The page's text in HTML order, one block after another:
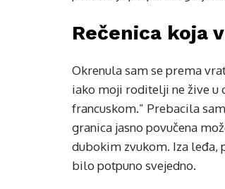
Rečenica koja
Okrenula sam se prema
iako moji roditelji ne žive u
francuskom.” Prebacila
granica jasno povučena
dubokim zvukom. Iza leđa,
bilo potpuno svejedno.